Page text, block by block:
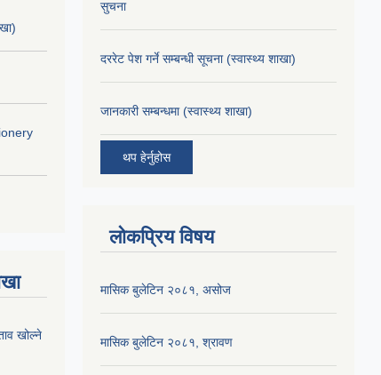
खोल्ने
सुचना
दररेट पेश गर्ने सम्बन्धी सूचना (स्वास्थ्य शाखा)
जानकारी सम्बन्धमा (स्वास्थ्य शाखा)
थप हेर्नुहोस
लोकप्रिय विषय
मासिक बुलेटिन २०८१, असोज
मासिक बुलेटिन २०८१, श्रावण